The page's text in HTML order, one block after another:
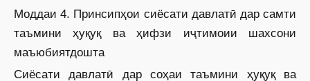
Моддаи 4. Принсипҳои сиёсати давлатӣ дар самти
таъмини ҳуқуқ ва ҳифзи иҷтимоии шахсони
маъюбиятдошта
Сиёсати давлатӣ дар соҳаи таъмини ҳуқуқ ва